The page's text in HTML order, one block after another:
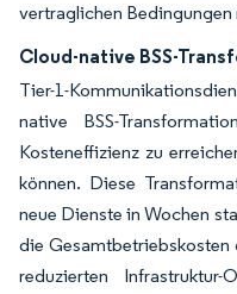
vertraglichen Bedingungen
Cloud-native BSS-
Tier-1-
native BSS-
Kosteneffizienz zu
können. Diese
neue Dienste in Wochen
die Gesamtbetriebskosten
reduzierten